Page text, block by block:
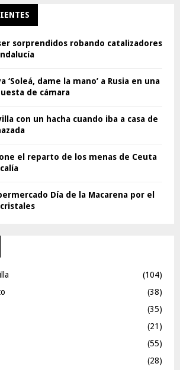
sorprendidos robando catalizadores
‘Soleá, dame la mano’ a Rusia en una
de cámara
con un hacha cuando iba a casa de
el reparto de los menas de Ceuta
Día de la Macarena por el
(104)
(38)
(35)
(21)
(55)
(28)